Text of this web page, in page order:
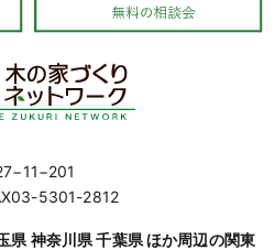
5301-2812
県 神奈川県 千葉県 ほか周辺の関東